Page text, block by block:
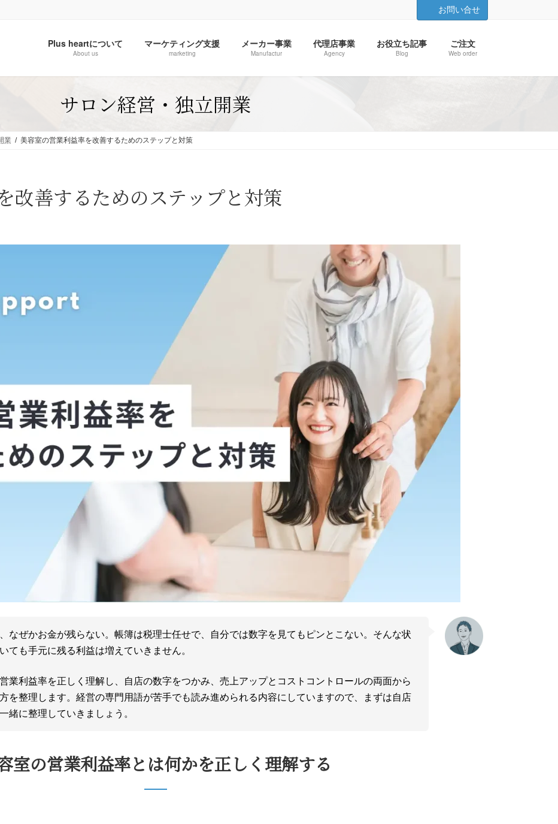
お問い合せ
Plus heartについて
About us
マーケティング支援
marketing
メーカー事業
Manufactur
代理店事業
Agency
お役立ち記事
Blog
ご注文
Web order
サロン経営・独立開業
業 美容室の営業利益率を改善するためのステップと対策
改善するためのステップと対策
なぜかお金が残らない。帳簿は税理士任せで、自分では数字を見てもピンとこない。そんな状
ても手元に残る利益は増えていきません。
業利益率を正しく理解し、自店の数字をつかみ、売上アップとコストコントロールの両面から
を整理します。経営の専門用語が苦手でも読み進められる内容にしていますので、まずは自店
緒に整理していきましょう。
室の営業利益率とは何かを正しく理解する